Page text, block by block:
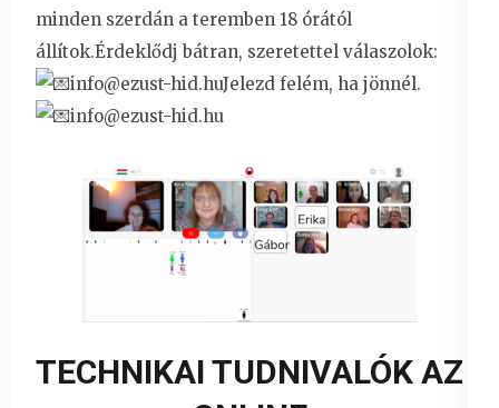
minden szerdán a teremben 18 órától
állítok.Érdeklődj bátran, szeretettel válaszolok:
info@ezust-hid.huJelezd felém, ha jönnél.
info@ezust-hid.hu
TECHNIKAI TUDNIVALÓK AZ